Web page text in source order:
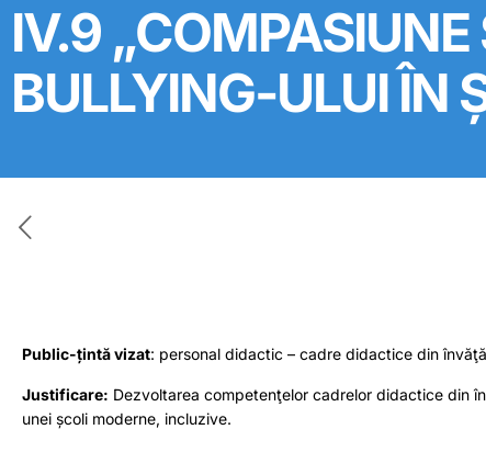
IV.9 „COMPASIUNE
BULLYING-ULUI ÎN
Public-țintă vizat: personal didactic – cadre didactice din
Justificare: Dezvoltarea competenţelor cadrelor didactice din
unei școli moderne, incluzive.